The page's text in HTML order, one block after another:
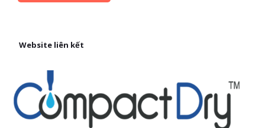
Website liên kết